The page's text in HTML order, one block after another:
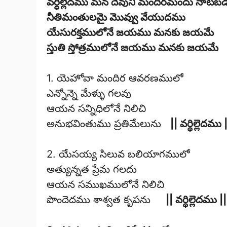
నీతిమంతులమై మొవ్వు వేయుదము
యేసురక్తములోనే జయము మనకు జయమే
స్తుతి స్తోత్రములోనే జయము మనకు జయమే
1. యెహోవా మందిర ఆవరణములో
ఎన్నోన్నె మేళ్ళు గలవు
ఆయన సన్నిధిలోనే నిలిచి
అనుభవింతుము ప్రతిమేలును
|| వర్ధిల్లెదము ||
2. యేసయ్య సిలువ బలియాగములో
అత్యున్నత ప్రేమ గలదు
ఆయన సముఖములోనే నిలిచి
పొందెదము శాశ్వత కృపను
|| వర్ధిల్లెదము ||